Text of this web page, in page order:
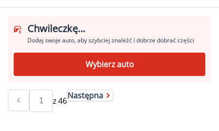
Chwileczkę...
Dodaj swoje auto, aby szybciej znaleźć i dobrze dobrać części
Wybierz auto
z46Następna